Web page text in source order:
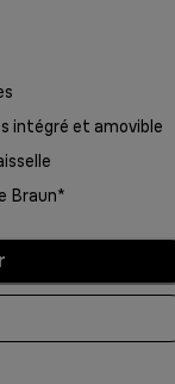
intégré et amovible
Braun*